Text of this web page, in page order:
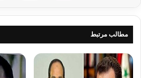
آفریقای جنوبی
مطالب مرتبط